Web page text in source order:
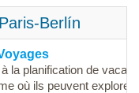
Berlín
la planification de
où ils peuvent explorer